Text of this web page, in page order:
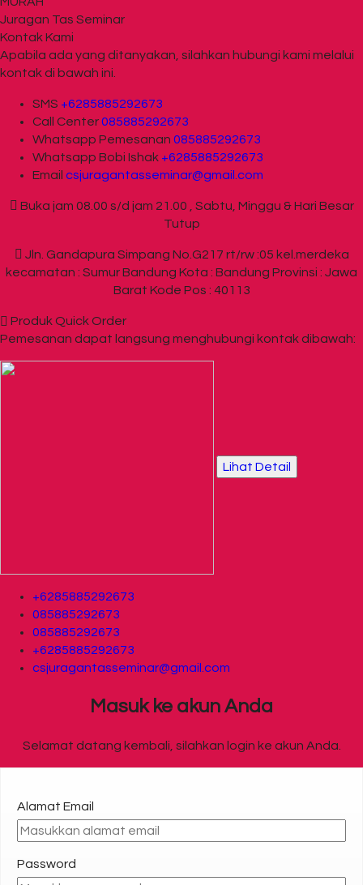
Juragan Tas Seminar
Kontak Kami
Apabila ada yang ditanyakan, silahkan hubungi kami melalui
kontak di bawah ini.
SMS +6285885292673
Call Center085885292673
Whatsapp Pemesanan 085885292673
Whatsapp Bobi Ishak +6285885292673
Email csjuragantasseminar@gmail.com
Buka jam 08.00 s/d jam 21.00 , Sabtu, Minggu & Hari Besar
Tutup
Jln. Gandapura Simpang No.G217 rt/rw :05 kel.merdeka
kecamatan : Sumur Bandung Kota : Bandung Provinsi : Jawa
Barat Kode Pos : 40113
Produk Quick Order
Pemesanan dapat langsung menghubungi kontak dibawah:
Lihat Detail
+6285885292673
085885292673
085885292673
+6285885292673
csjuragantasseminar@gmail.com
Masuk ke akun Anda
Selamat datang kembali, silahkan login ke akun Anda.
Alamat Email
Password